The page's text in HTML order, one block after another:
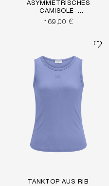
ASYMMETRISCHES
CAMISOLE-
TRÄGERTOP MIT
SPITZE
169,00 €
TANKTOP AUS RIB